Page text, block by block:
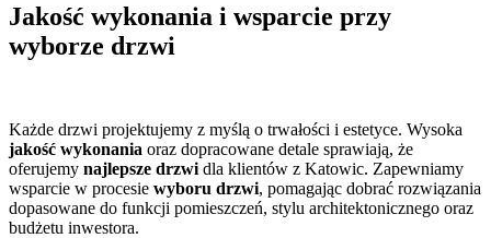
Jakość wykonania i wsparcie przy
wyborze drzwi
Każde drzwi projektujemy z myślą o trwałości i estetyce. Wysoka
jakość wykonania oraz dopracowane detale sprawiają, że
oferujemy najlepsze drzwi dla klientów z Katowic. Zapewniamy
wsparcie w procesie wyboru drzwi, pomagając dobrać rozwiązania
dopasowane do funkcji pomieszczeń, stylu architektonicznego oraz
budżetu inwestora.